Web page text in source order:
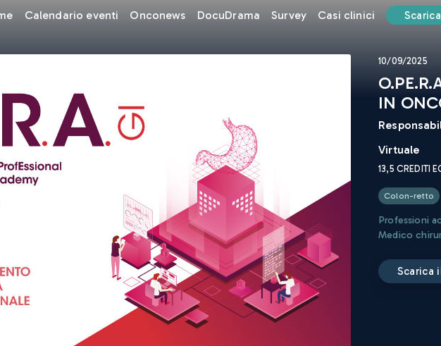
Calendario eventi Onconews DocuDrama Survey Casi clinici
10/09/2025
IN
Virtuale
13,5 CREDITI
Colon-retto
Professioni
Medico
scarica